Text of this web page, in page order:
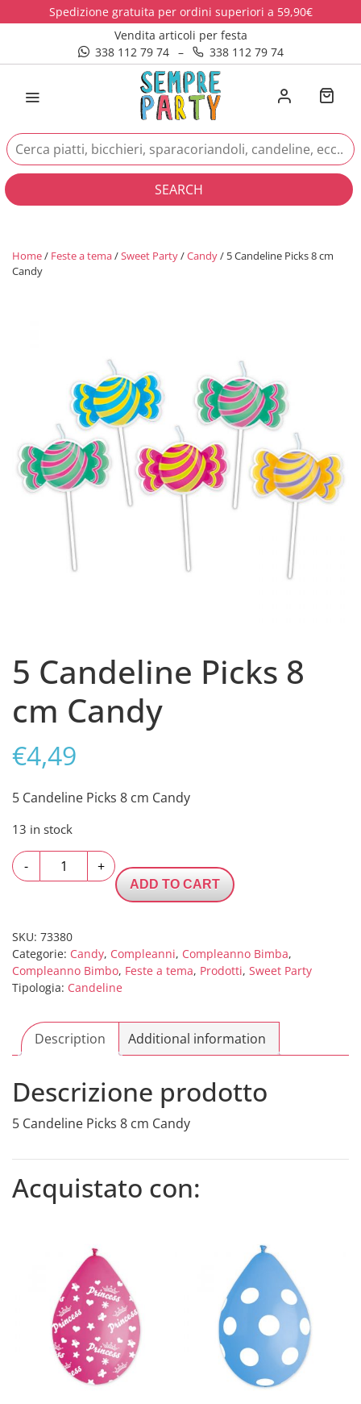
Spedizione gratuita per ordini superiori a 59,90€
Vendita articoli per festa
338 112 79 74
– 338 112 79 74
SEARCH
Home/ Feste a tema/Sweet Party/Candy/ 5 Candeline Picks 8 cm
Candy
5 Candeline Picks 8
cm Candy
€4,49
5 Candeline Picks 8 cm Candy
13 in stock
-
Candeline
cm
Candy
quantity
+
ADD TO CART
SKU: 73380
Categorie: Candy, Compleanni, Compleanno Bimba,
Compleanno Bimbo, Feste a tema, Prodotti, Sweet Party
Tipologia: Candeline
Description Additional information
Descrizione prodotto
5 Candeline Picks 8 cm Candy
Acquistato con: